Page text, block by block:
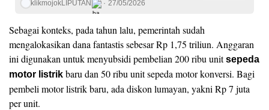
klikmojokLIPUTAN 27/05/2026
Sebagai konteks, pada tahun lalu, pemerintah sudah
mengalokasikan dana fantastis sebesar Rp 1,75 triliun. Anggaran
ini digunakan untuk menyubsidi pembelian 200 ribu unitsepeda
motor listrik baru dan 50 ribu unit sepeda motor konversi. Bagi
pembeli motor listrik baru, ada diskon lumayan, yakni Rp 7 juta
per unit.